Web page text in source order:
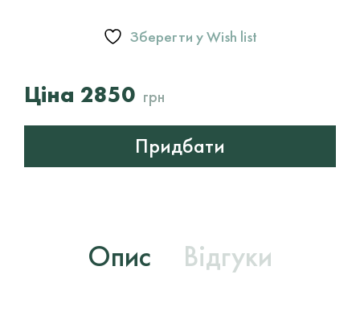
Зберегти у Wish list
2850 грн
Придбати
Опис Відгуки